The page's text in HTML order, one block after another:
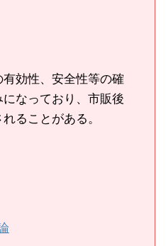
効性、安全性等の確
なっており、市販後
ることがある。